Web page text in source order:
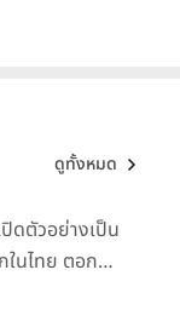
ดูทั้งหมด
ปิดตัวอย่างเป็น
นไทย ตอกย้ำ
Your